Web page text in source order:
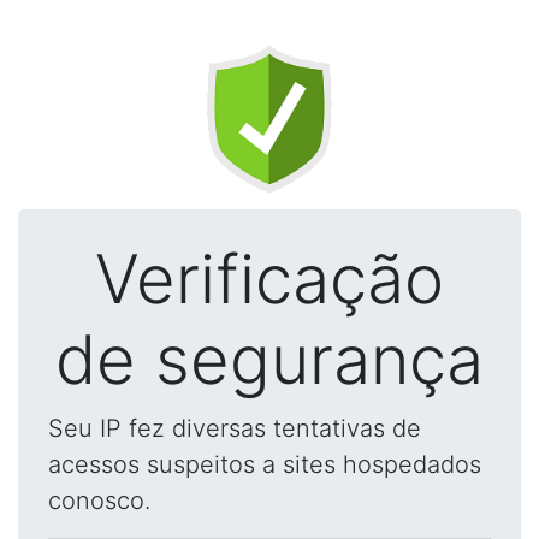
Verificação
de segurança
Seu IP fez diversas tentativas de
acessos suspeitos a sites hospedados
conosco.